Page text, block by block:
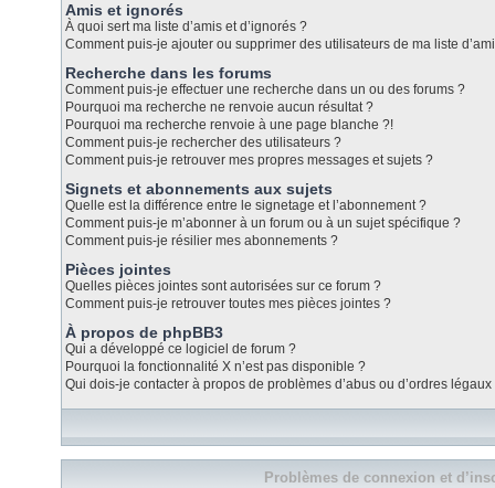
Amis et ignorés
À quoi sert ma liste d’amis et d’ignorés ?
Comment puis-je ajouter ou supprimer des utilisateurs de ma liste
Recherche dans les forums
Comment puis-je effectuer une recherche dans un ou des forums ?
Pourquoi ma recherche ne renvoie aucun résultat ?
Pourquoi ma recherche renvoie à une page blanche ?!
Comment puis-je rechercher des utilisateurs ?
Comment puis-je retrouver mes propres messages et sujets ?
Signets et abonnements aux sujets
Quelle est la différence entre le signetage et l’abonnement ?
Comment puis-je m’abonner à un forum ou à un sujet spécifique ?
Comment puis-je résilier mes abonnements ?
Pièces jointes
Quelles pièces jointes sont autorisées sur ce forum ?
Comment puis-je retrouver toutes mes pièces jointes ?
À propos de phpBB3
Qui a développé ce logiciel de forum ?
Pourquoi la fonctionnalité X n’est pas disponible ?
Qui dois-je contacter à propos de problèmes d’abus ou d’ordres
Problèmes de connexion et